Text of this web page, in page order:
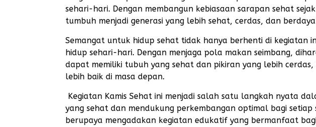
sehari-hari. Dengan membangun kebiasaan sarapan sehat
tumbuh menjadi generasi yang lebih sehat, cerdas, dan
Semangat untuk hidup sehat tidak hanya berhenti di kegiatan
hidup sehari-hari. Dengan menjaga pola makan seimbang,
dapat memiliki tubuh yang sehat dan pikiran yang lebih
lebih baik di masa depan.
Kegiatan Kamis Sehat ini menjadi salah satu langkah nyata
yang sehat dan mendukung perkembangan optimal bagi setiap
berupaya mengadakan kegiatan edukatif yang bermanfaat